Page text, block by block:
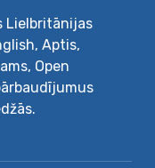
Lielbritānijas
Aptis,
Open